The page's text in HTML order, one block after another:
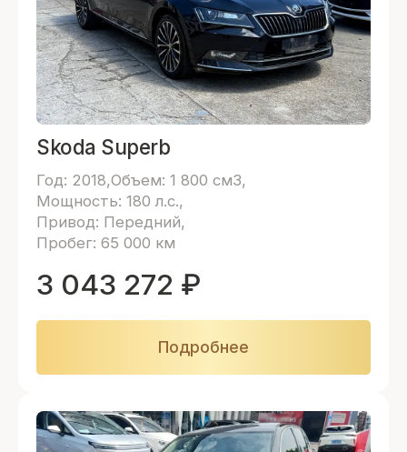
Skoda Superb
Год: 2018 Объем: 1 800 см3
Мощность: 180 л.с.
Привод: Передний
Пробег: 65 000 км
3 043 272 ₽
Подробнее